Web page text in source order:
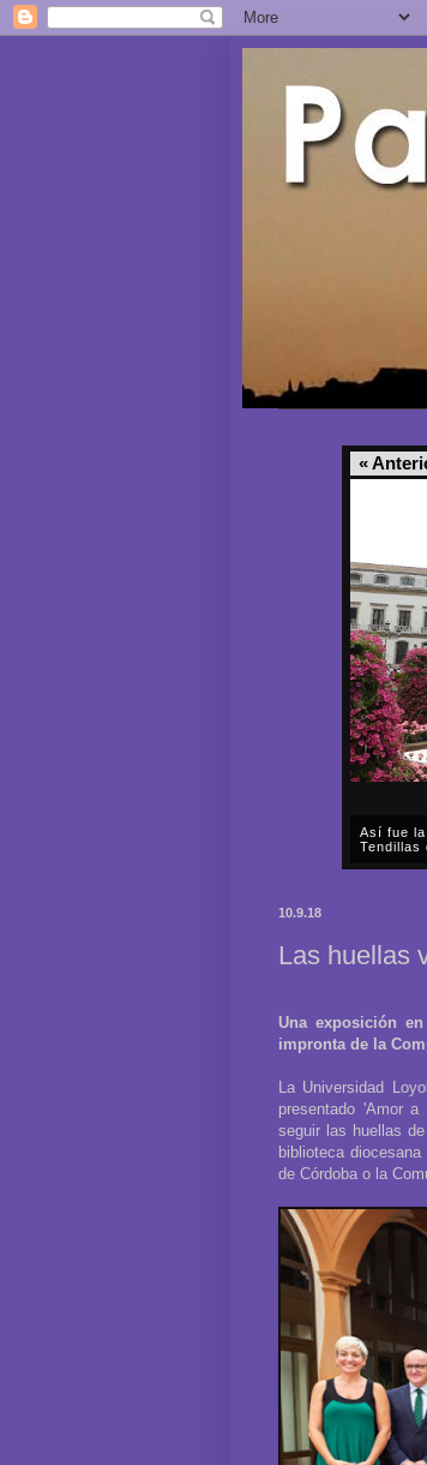
«
Así fue la
Tendillas
10.9.18
Las huellas
Una exposición
impronta de la
La Universidad
presentado 'Amor
seguir las huellas
biblioteca
de Córdoba o la